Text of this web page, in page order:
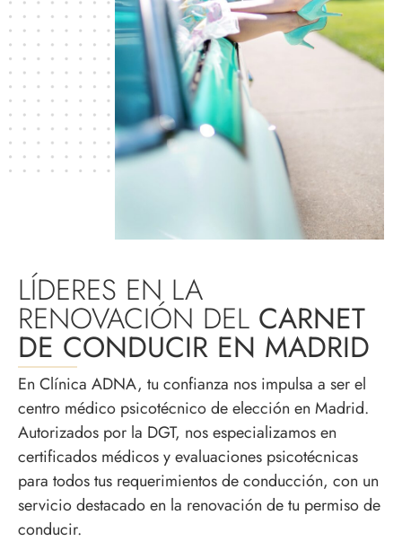
LÍDERES EN LA
RENOVACIÓN DEL CARNET
DE CONDUCIR EN MADRID
En Clínica ADNA, tu confianza nos impulsa a ser el
centro médico psicotécnico de elección en Madrid.
Autorizados por la DGT, nos especializamos en
certificados médicos y evaluaciones psicotécnicas
para todos tus requerimientos de conducción, con un
servicio destacado en la renovación de tu permiso de
conducir.